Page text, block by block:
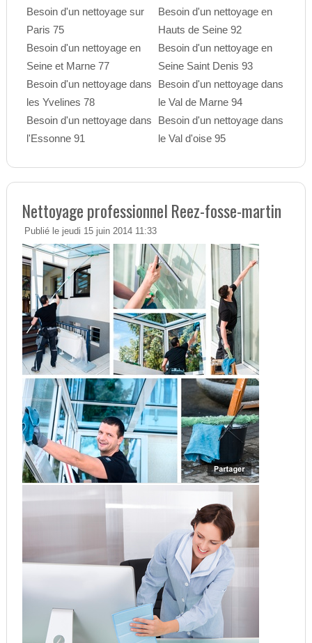
Besoin d'un nettoyage sur
Paris 75
Besoin d'un nettoyage en
Seine et Marne 77
Besoin d'un nettoyage dans
les Yvelines 78
Besoin d'un nettoyage dans
l'Essonne 91
Besoin d'un nettoyage en
Hauts de Seine 92
Besoin d'un nettoyage en
Seine Saint Denis 93
Besoin d'un nettoyage dans
le Val de Marne 94
Besoin d'un nettoyage dans
le Val d'oise 95
Nettoyage professionnel Reez-fosse-martin
Publié le jeudi 15 juin 2014 11:33